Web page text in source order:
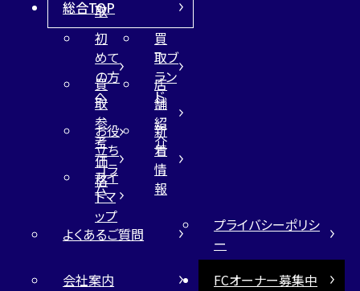
取
総合TOP
初
めて
の方
へ
買
取ブ
ラン
ド
買
取
参
考
価
格
店
舗
紹
介
お役
立ち
コラ
ム
新
着
情
報
サイ
トマ
ップ
よくあるご質問
プライバシーポリシ
ー
会社案内
FCオーナー募集中